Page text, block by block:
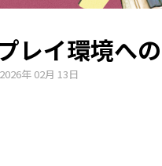
レイ環境へ
2026年 02月 13日